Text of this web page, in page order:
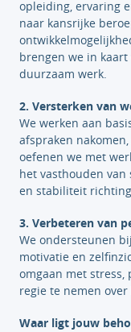
opleiding, ervaring
naar kansrijke
brengen we in
duurzaam werk.
2. Versterken van
We werken aan
afspraken
oefenen we met
het vasthouden
en stabiliteit richting
3. Verbeteren van
We ondersteunen
motivatie en
omgaan met stress,
regie te nemen
Waar ligt jouw